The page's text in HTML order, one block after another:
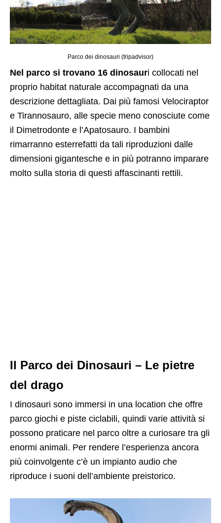
Parco dei dinosauri (tripadvisor)
Nel parco si trovano 16 dinosauri collocati nel
proprio habitat naturale accompagnati da una
descrizione dettagliata. Dai più famosi Velociraptor
e Tirannosauro, alle specie meno conosciute come
il Dimetrodonte e l’Apatosauro. I bambini
rimarranno esterrefatti da tali riproduzioni dalle
dimensioni gigantesche e in più potranno imparare
molto sulla storia di questi affascinanti rettili.
Il Parco dei Dinosauri – Le pietre
del drago
I dinosauri sono immersi in una location che offre
parco giochi e piste ciclabili, quindi varie attività si
possono praticare nel parco oltre a curiosare tra gli
enormi animali. Per rendere l’esperienza ancora
più coinvolgente c’è un impianto audio che
riproduce i suoni dell’ambiente preistorico.